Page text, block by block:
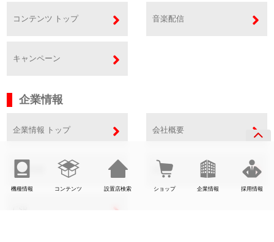
機種情報 コンテンツ 設置店検索 ショップ 企業情報 採用情報
コンテンツ トップ 音楽配信
キャンペーン
企業情報
企業情報 トップ 会社概要
事業内容 SDGs